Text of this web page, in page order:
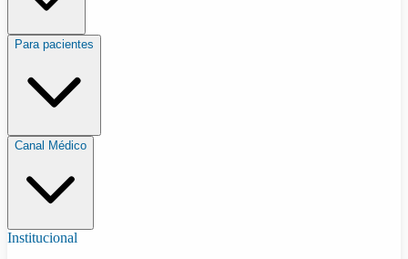
Para pacientes
Canal Médico
Institucional